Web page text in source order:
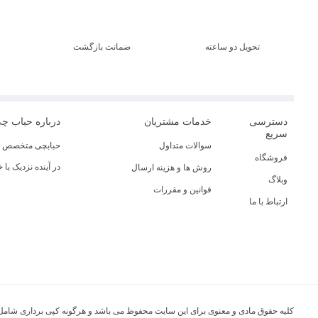
تحویل دو ساعته ضمانت بازگشت
دسترسی
سریع
فروشگاه
وبلاگ
ارتباط با ما
خدمات مشتریان
سوالات متداول
روش ها و هزینه ارسال
قوانین و مقررات
درباره حباب
حبابچی متخصص
در آینده نزدیک
کلیه حقوق مادی و معنوی برای این سایت محفوظ می باشد و هرگونه کپی برداری